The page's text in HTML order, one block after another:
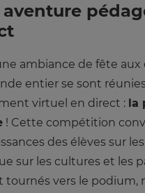
aventure
ambiance de fête aux
entier se sont
virtuel en direct : la
! Cette compétition
des élèves sur
sur les cultures et les
tournés vers le podium,